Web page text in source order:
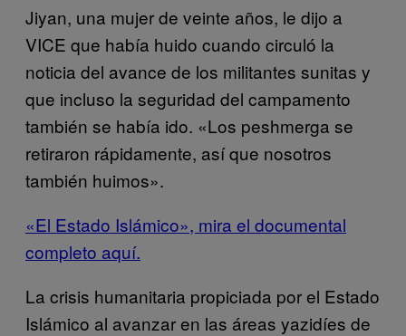
Jiyan, una mujer de veinte años, le dijo a
VICE que había huido cuando circuló la
noticia del avance de los militantes sunitas y
que incluso la seguridad del campamento
también se había ido. «Los peshmerga se
retiraron rápidamente, así que nosotros
también huimos».
«El Estado Islámico», mira el documental
completo aquí.
La crisis humanitaria propiciada por el Estado
Islámico al avanzar en las áreas yazidíes de